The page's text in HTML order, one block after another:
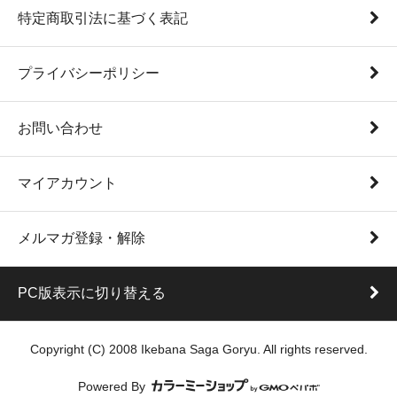
特定商取引法に基づく表記
プライバシーポリシー
お問い合わせ
マイアカウント
メルマガ登録・解除
PC版表示に切り替える
Copyright (C) 2008 Ikebana Saga Goryu. All rights reserved.
Powered By